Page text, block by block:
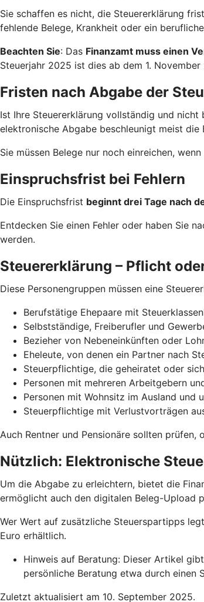
Sie schaffen es nicht, die Steuererklärung
fehlende Belege, Krankheit oder ein
Beachten Sie: Das Finanzamt muss einen
Steuerjahr 2025 ist dies ab dem 1.
Fristen nach Abgabe der
Ist Ihre Steuererklärung vollständig und
elektronische Abgabe beschleunigt meist die
Sie müssen Belege nur noch einreichen,
Einspruchsfrist bei Fehlern
Die Einspruchsfrist beginnt drei Tage nach
Entdecken Sie einen Fehler oder haben Sie
werden.
Steuererklärung – Pflicht
Diese Personengruppen müssen eine
Berufstätige Ehepaare mit
Selbstständige, Freiberufler und
Bezieher von Nebeneinkünften oder
Eheleute, von denen ein Partner nach
Steuerpflichtige, die geheiratet oder
Personen mit mehreren Arbeitgebern
Personen mit Wohnsitz im Ausland und
Steuerpflichtige mit Verlustvorträgen
Auch Rentner und Pensionäre sollten
Nützlich: Elektronische
Um die Abgabe zu erleichtern, bietet die
ermöglicht auch den digitalen Beleg-Upload
Wer Wert auf zusätzliche Steuerspartipps
Euro erhältlich.
Hinweis auf Beratung: Dieser Artikel
persönliche Beratung etwa durch einen
Zuletzt aktualisiert am 10. September 2025.